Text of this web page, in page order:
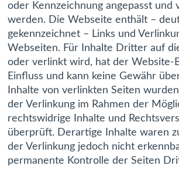
oder Kennzeichnung angepasst und
werden. Die Webseite enthält –
gekennzeichnet – Links und
Webseiten. Für Inhalte Dritter auf
oder verlinkt wird, hat der Website-
Einfluss und kann keine Gewähr
Inhalte von verlinkten Seiten
der Verlinkung im Rahmen der
rechtswidrige Inhalte und
überprüft. Derartige Inhalte waren
der Verlinkung jedoch nicht
permanente Kontrolle der Seiten